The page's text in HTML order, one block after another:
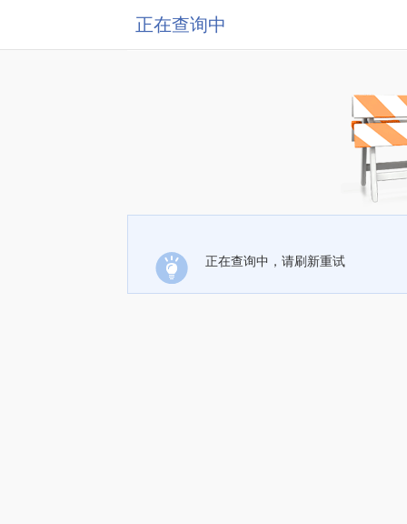
正在查询中
正在查询中，请刷新重试